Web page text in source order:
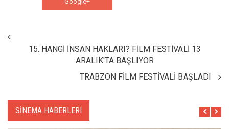
15. HANGİ İNSAN HAKLARI? FİLM FESTİVALİ 13
ARALIK'TA BAŞLIYOR
TRABZON FİLM FESTİVALİ BAŞLADI
SİNEMA HABERLERI